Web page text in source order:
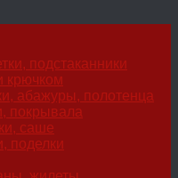
подстаканники
крючком
абажуры, полотенца
покрывала
саше
поделки